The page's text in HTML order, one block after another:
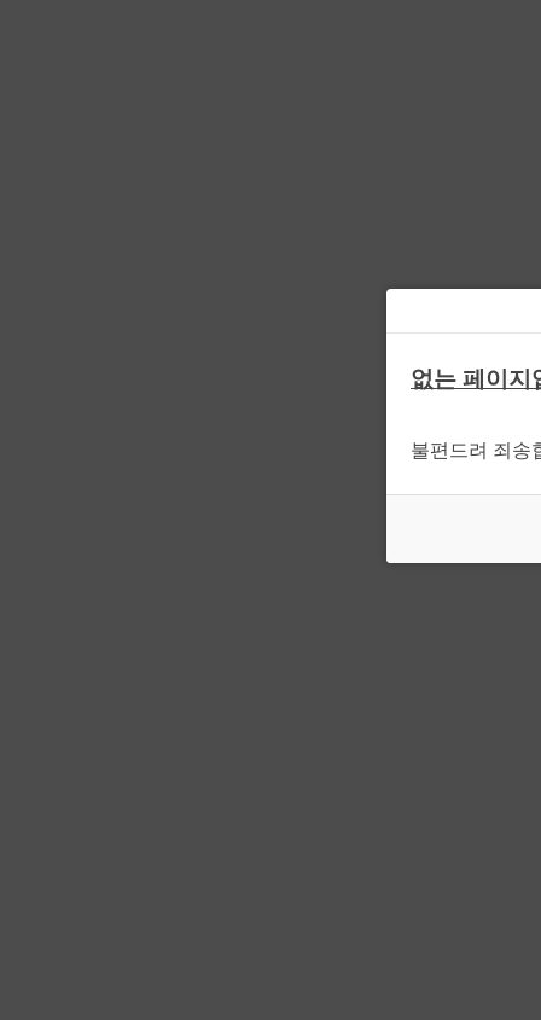
없는 페이지
불편드려 죄송